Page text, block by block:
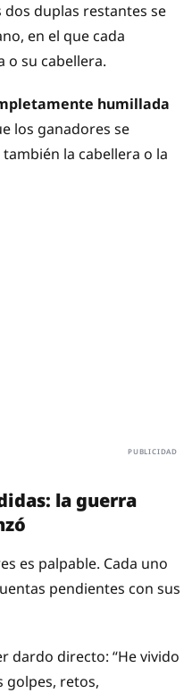
duplas restantes se
en el que cada
o su cabellera.
humillada
los ganadores se
la cabellera o la
la guerra
es palpable. Cada uno
pendientes con sus
dardo directo: “He vivido
golpes, retos,